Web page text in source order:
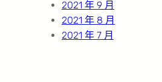
2021 年 9 月
2021 年 8 月
2021 年 7 月